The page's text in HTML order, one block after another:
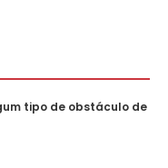
tipo de obstáculo de